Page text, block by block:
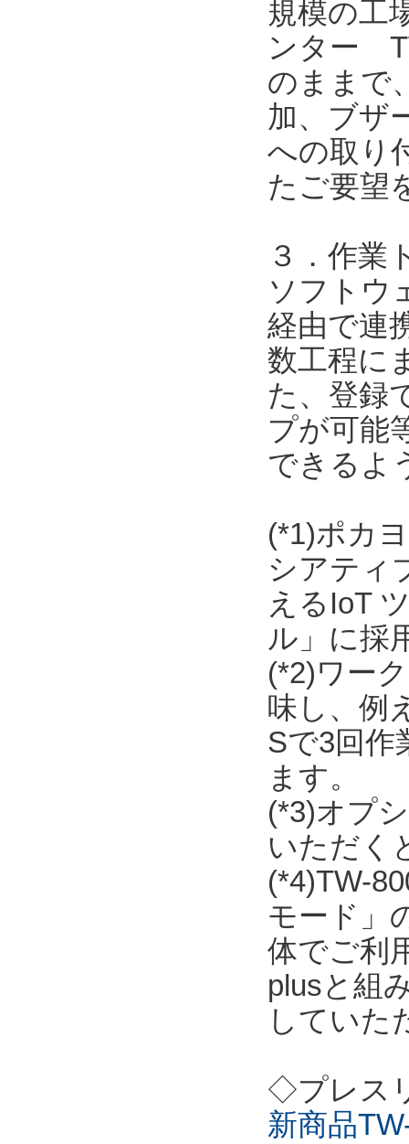
規模の工
ンター
のままで
加、ブザ
への取り
たご要望
３．作業
ソフトウ
経由で連
数工程に
た、登録
プが可能
できるよ
(*1)ポカ
シアティ
えるIoT
ル」に採
(*2)ワー
味し、例
Sで3回作
ます。
(*3)オプ
いただく
(*4)TW-
モード」
体でご利
plusと組
していた
◇プレス
新商品